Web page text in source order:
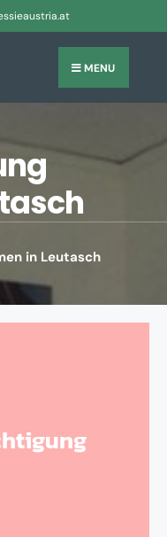
MENU
in Leutasch